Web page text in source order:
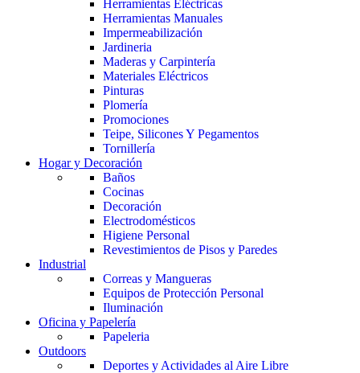
Herramientas Eléctricas
Herramientas Manuales
Impermeabilización
Jardineria
Maderas y Carpintería
Materiales Eléctricos
Pinturas
Plomería
Promociones
Teipe, Silicones Y Pegamentos
Tornillería
Hogar y Decoración
Baños
Cocinas
Decoración
Electrodomésticos
Higiene Personal
Revestimientos de Pisos y Paredes
Industrial
Correas y Mangueras
Equipos de Protección Personal
Iluminación
Oficina y Papelería
Papeleria
Outdoors
Deportes y Actividades al Aire Libre